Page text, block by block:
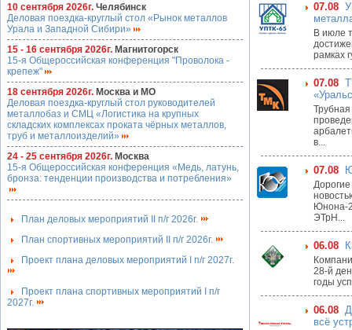
10 сентября 2026г. Челябинск
Деловая поездка-круглый стол «Рынок металлов
Урала и Западной Сибири»
15 - 16 сентября 2026г. Магнитогорск
15-я Общероссийская конференция "Проволока -
крепеж"
18 сентября 2026г. Москва и МО
Деловая поездка-круглый стол руководителей
металлобаз и СМЦ «Логистика на крупных
складских комплексах проката чёрных металлов,
труб и металлоизделий»
24 - 25 сентября 2026г. Москва
15-я Общероссийская конференция «Медь, латунь,
бронза: тенденции производства и потребления»
План деловых мероприятий II п/г 2026г.
План спортивных мероприятий II п/г 2026г.
Проект плана деловых мероприятий I п/г 2027г.
Проект плана спортивных мероприятий I п/г
2027г.
07.08
В июле
рамках
07.08
в...
07.08
Юнона-
ЭТрН...
06.08
28-й
годы
06.08
всё